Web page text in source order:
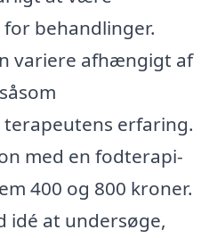
behandlinger.
variere afhængigt af
erfaring.
med en fodterapi-
400 og 800 kroner.
idé at undersøge,